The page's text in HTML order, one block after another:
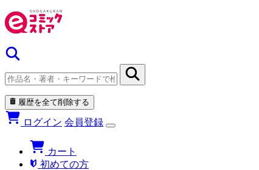
履歴を全て削除する
ログイン 会員登録
カート
初めての方